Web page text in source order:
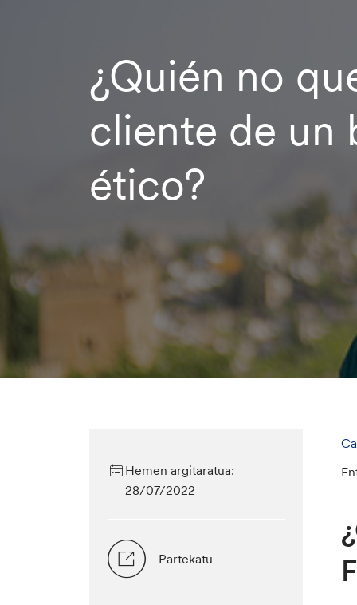
¿Quién no
cliente de un
ético?
Hemen argitaratua:
28/07/2022
Partekatu